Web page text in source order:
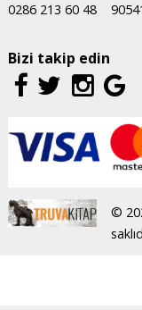
0286 213 60 48
Bizi takip edin
©